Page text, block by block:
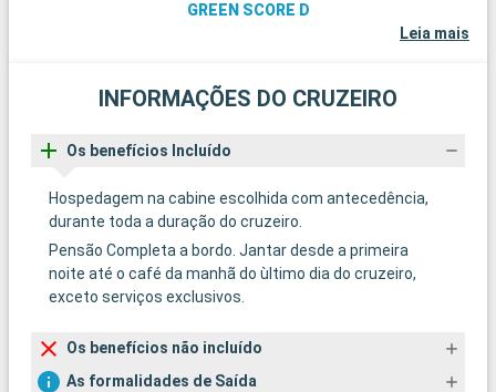
GREEN SCORE D
Leia mais
INFORMAÇÕES DO CRUZEIRO
Os benefícios Incluído
Hospedagem na cabine escolhida com antecedência,
durante toda a duração do cruzeiro.
Pensão Completa a bordo. Jantar desde a primeira
noite até o café da manhã do ùltimo dia do cruzeiro,
exceto serviços exclusivos.
Os benefícios não incluído
As formalidades de Saída